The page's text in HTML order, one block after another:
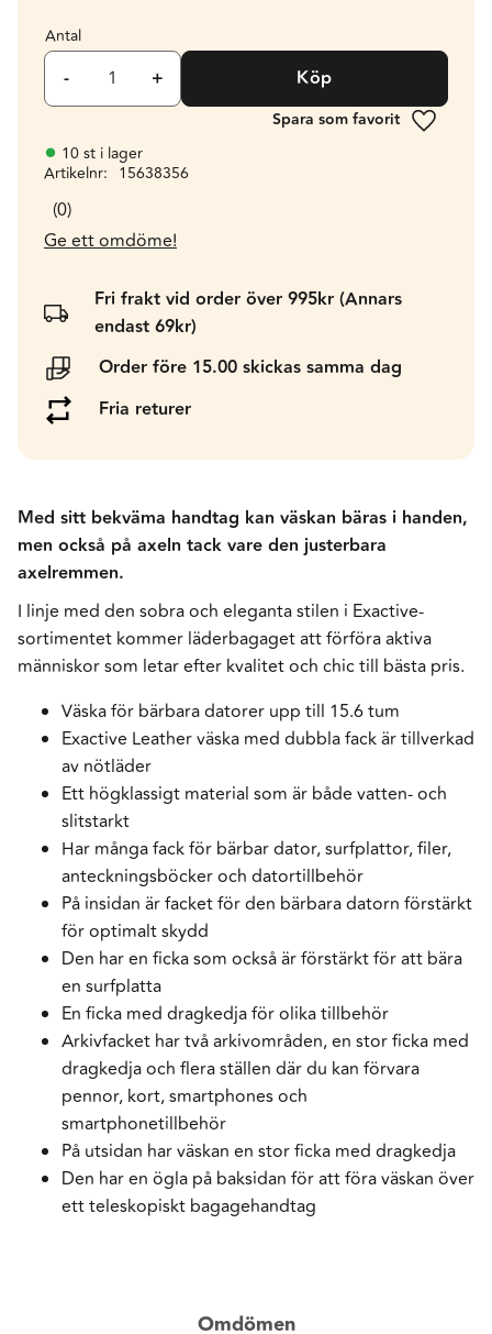
Antal
+
- Köp
Lägg till
10 st i lager
Artikelnr
15638356
0
Ge ett omdöme!
Fri frakt vid order över 995kr (Annars
endast 69kr)
Order före 15.00 skickas samma dag
Fria returer
Med sitt bekväma handtag kan väskan bäras i handen,
men också på axeln tack vare den justerbara
axelremmen.
I linje med den sobra och eleganta stilen i Exactive-
sortimentet kommer läderbagaget att förföra aktiva
människor som letar efter kvalitet och chic till bästa pris.
Väska för bärbara datorer upp till 15.6 tum
Exactive Leather väska med dubbla fack är tillverkad
av nötläder
Ett högklassigt material som är både vatten- och
slitstarkt
Har många fack för bärbar dator, surfplattor, filer,
anteckningsböcker och datortillbehör
På insidan är facket för den bärbara datorn förstärkt
för optimalt skydd
Den har en ficka som också är förstärkt för att bära
en surfplatta
En ficka med dragkedja för olika tillbehör
Arkivfacket har två arkivområden, en stor ficka med
dragkedja och flera ställen där du kan förvara
pennor, kort, smartphones och
smartphonetillbehör
På utsidan har väskan en stor ficka med dragkedja
Den har en ögla på baksidan för att föra väskan över
ett teleskopiskt bagagehandtag
Omdömen